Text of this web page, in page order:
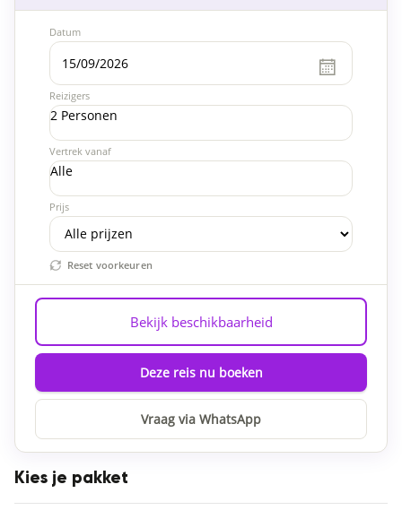
Reizigers
2 Personen
Vertrek vanaf
Alle
Prijs
Datum
Reset voorkeuren
Bekijk beschikbaarheid
Deze reis nu boeken
Vraag via WhatsApp
Kies je pakket